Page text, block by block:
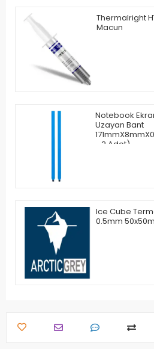
Thermalright
Macun
Notebook
Uzayan Bant
- 2 Adet)
Ice Cube
0.5mm